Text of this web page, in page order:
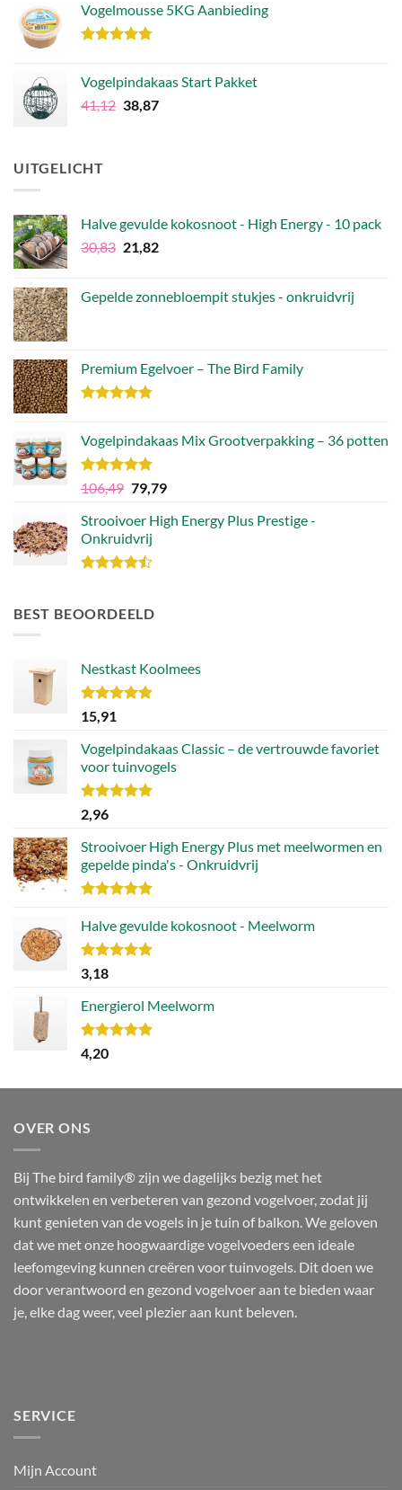
was:
€54,72.
is:
Vogelmousse 5KG Aanbieding
Vogelpindakaas Start Pakket
41,12 Oorspronkelijke
38,87Huidige
UITGELICHT
Halve gevulde kokosnoot - High Energy - 10 pack
30,83 Oorspronkelijke
€30,83.
21,82Huidige
€21,82.
Gepelde zonnebloempit stukjes - onkruidvrij
Premium Egelvoer – The Bird Family
Vogelpindakaas Mix Grootverpakking – 36 potten
Waardering
uit 5
106,49 Oorspronkelijke
was:
€106,49.
79,79Huidige
is:
Strooivoer High Energy Plus Prestige -
Onkruidvrij
BEST BEOORDEELD
Nestkast Koolmees
Waardering
5.00
15,91
Vogelpindakaas Classic – de vertrouwde favoriet
voor tuinvogels
Waardering
5.00
2,96
Strooivoer High Energy Plus met meelwormen en
gepelde pinda's - Onkruidvrij
5.00uit 5
Halve gevulde kokosnoot - Meelworm
Waardering
5.00
3,18
Energierol Meelworm
Waardering
5.00
4,20
OVER ONS
Bij The bird family® zijn we dagelijks bezig met het
ontwikkelen en verbeteren van gezond vogelvoer, zodat jij
kunt genieten van de vogels in je tuin of balkon. We geloven
dat we met onze hoogwaardige vogelvoeders een ideale
leefomgeving kunnen creëren voor tuinvogels. Dit doen we
door verantwoord en gezond vogelvoer aan te bieden waar
je, elke dag weer, veel plezier aan kunt beleven.
SERVICE
Mijn Account